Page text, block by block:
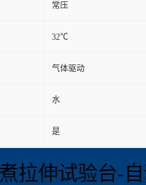
常压
32℃
气体驱动
水
是
拉伸试验台-